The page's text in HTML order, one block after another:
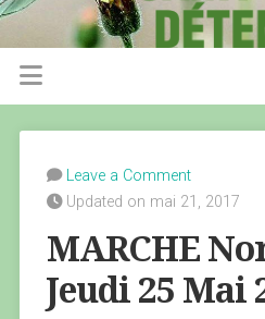
Leave a Comment
Updated on mai 21, 2017
MARCHE
Jeudi 25 Mai